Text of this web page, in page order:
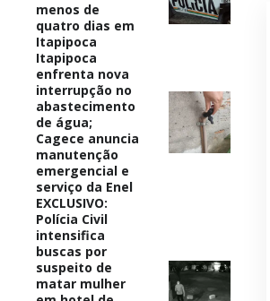
menos de
quatro dias em
Itapipoca
Itapipoca
enfrenta nova
interrupção no
abastecimento
de água;
Cagece anuncia
manutenção
emergencial e
serviço da Enel
EXCLUSIVO:
Polícia Civil
intensifica
buscas por
suspeito de
matar mulher